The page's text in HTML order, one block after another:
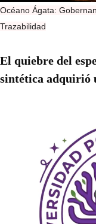
Océano Ágata:
Trazabilidad
El quiebre del
sintética adquirió